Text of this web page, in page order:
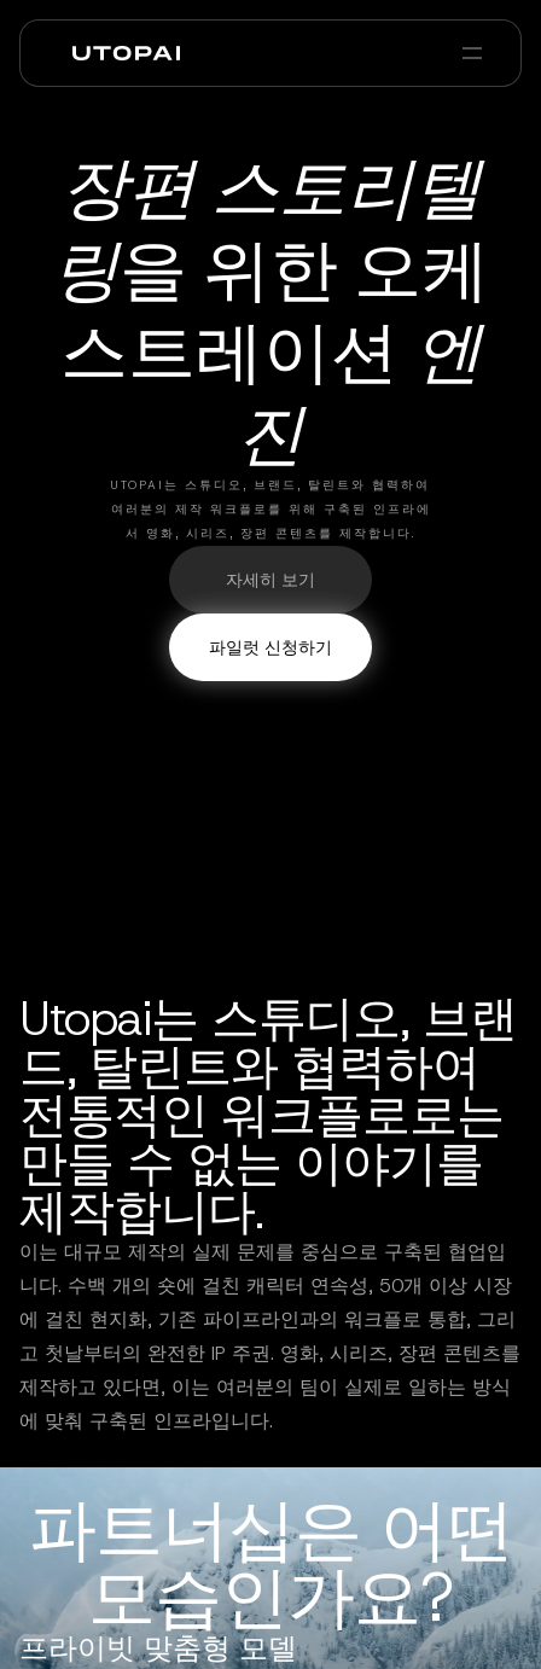
PAI Pro Enterprise
FAQ
장편 스토리텔
링을 위한 오케
스트레이션 엔
진
UTOPAI는 스튜디오, 브랜드, 탈린트와 협력하여
여러분의 제작 워크플로를 위해 구축된 인프라에
서 영화, 시리즈, 장편 콘텐츠를 제작합니다.
자세히 보기
파일럿 신청하기
Utopai는 스튜디오, 브랜
드, 탈린트와 협력하여
전통적인 워크플로로는
만들 수 없는 이야기를
제작합니다.
이는 대규모 제작의 실제 문제를 중심으로 구축된 협업입
니다. 수백 개의 숏에 걸친 캐릭터 연속성, 50개 이상 시장
에 걸친 현지화, 기존 파이프라인과의 워크플로 통합, 그리
고 첫날부터의 완전한 IP 주권. 영화, 시리즈, 장편 콘텐츠를
제작하고 있다면, 이는 여러분의 팀이 실제로 일하는 방식
에 맞춰 구축된 인프라입니다.
파트너십은 어떤
모습인가요?
프라이빗 맞춤형 모델